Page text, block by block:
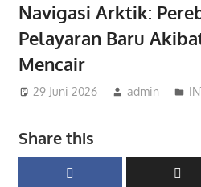
dinamika
global.
Navigasi Arktik:
Pelayaran Baru
Mencair
29 Juni 2026 admin
Share this